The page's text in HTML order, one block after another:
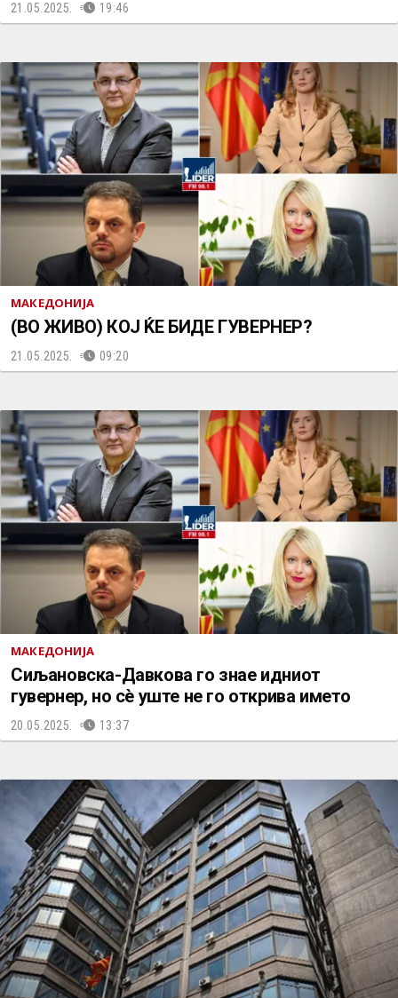
21.05.2025. 19:46
МАКЕДОНИЈА
(ВО ЖИВО) КОЈ ЌЕ БИДЕ ГУВЕРНЕР?
21.05.2025. 09:20
МАКЕДОНИЈА
Сиљановска-Давкова го знае идниот
гувернер, но сè уште не го открива името
20.05.2025. 13:37